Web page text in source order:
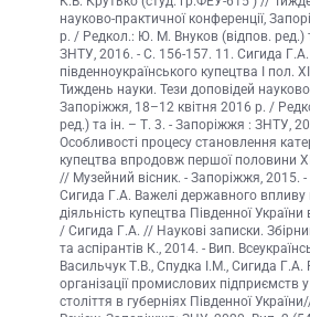
науково-практичної конференції,
р. / Редкол.: Ю. М. Внуков (відпов. ред.)
ЗНТУ, 2016. - С. 156-157. 11. Сигида
південноукраїнського купецтва І пол.
Тиждень науки. Тези доповідей
Запоріжжя, 18–12 квітня 2016 р. /
ред.) та ін. – Т. 3. - Запоріжжя : ЗНТУ,
Особливості процесу становлення
купецтва впродовж першої половини
// Музейний вісник. - Запоріжжя,
Сигида Г.А. Важелі державного впливу
діяльність купецтва Південної
/ Сигида Г.А. // Науковi записки.
та аспiрантiв К., 2014. - Вип.
Васильчук Т.В., Спудка І.М., Сигида Г.А.
організації промислових підприємств
століття в губерніях Південної